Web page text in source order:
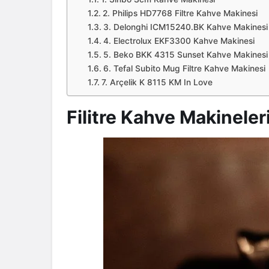
2. Philips HD7768 Filtre Kahve Makinesi
3. Delonghi ICM15240.BK Kahve Makinesi
4. Electrolux EKF3300 Kahve Makinesi
5. Beko BKK 4315 Sunset Kahve Makinesi
6. Tefal Subito Mug Filtre Kahve Makinesi
7. Arçelik K 8115 KM In Love
Filitre Kahve